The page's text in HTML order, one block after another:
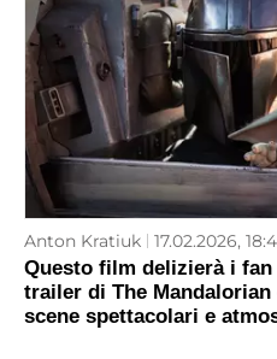
Anton Kratiuk 17.02.2026,
Questo film delizierà i
trailer di The
scene spettacolari e